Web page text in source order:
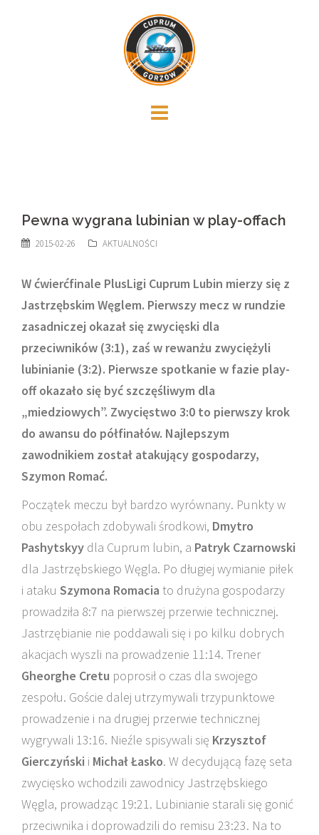
Pewna wygrana lubinian w play-offach
2015-02-26 AKTUALNOŚCI
W ćwierćfinale PlusLigi Cuprum Lubin mierzy się z
Jastrzębskim Węglem. Pierwszy mecz w rundzie
zasadniczej okazał się zwycięski dla
przeciwników (3:1), zaś w rewanżu zwyciężyli
lubinianie (3:2). Pierwsze spotkanie w fazie play-
off okazało się być szczęśliwym dla
„miedziowych”. Zwycięstwo 3:0 to pierwszy krok
do awansu do półfinałów. Najlepszym
zawodnikiem został atakujący gospodarzy,
Szymon Romać.
Początek meczu był bardzo wyrównany. Punkty w
obu zespołach zdobywali środkowi, Dmytro
Pashytskyy dla Cuprum lubin, a Patryk Czarnowski
dla Jastrzębskiego Węgla. Po długiej wymianie piłek
i ataku Szymona Romacia to drużyna gospodarzy
prowadziła 8:7 na pierwszej przerwie technicznej.
Jastrzębianie nie poddawali się i po kilku dobrych
akacjach wyszli na prowadzenie 11:14. Trener
Gheorghe Cretu poprosił o czas dla swojego
zespołu. Goście dalej utrzymywali trzypunktowe
prowadzenie i na drugiej przerwie technicznej
wygrywali 13:16. Nieźle spisywali się Krzysztof
Gierczyński i Michał Łasko. W decydującą fazę seta
zwycięsko wchodzili zawodnicy Jastrzębskiego
Węgla, prowadząc 19:21. Lubinianie starali się gonić
przeciwnika i doprowadzili do remisu 23:23. Na to